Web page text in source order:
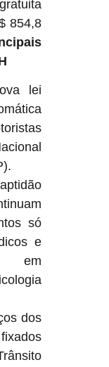
854,8
lei
só
e
em
dos